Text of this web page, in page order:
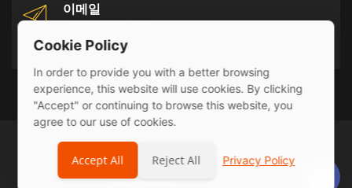
이메일
© 2026 Julyr Industrial Ltd
Privacy Policy
Cookie Policy
In order to provide you with a better browsing
experience, this website will use cookies. By clicking
"Accept" or continuing to browse this website, you
agree to our use of cookies.
Accept All Reject All Privacy Policy